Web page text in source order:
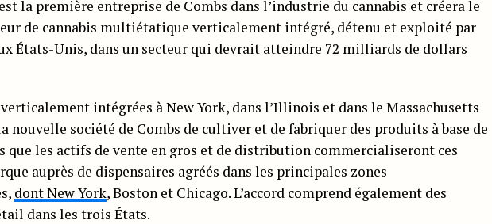
la première entreprise de Combs dans l’industrie du cannabis et créera le
de cannabis multiétatique verticalement intégré, détenu et exploité par
États-Unis, dans un secteur qui devrait atteindre 72 milliards de dollars
intégrées à New York, dans l’Illinois et dans le Massachusetts
nouvelle société de Combs de cultiver et de fabriquer des produits à base de
que les actifs de vente en gros et de distribution commercialiseront ces
auprès de dispensaires agréés dans les principales zones
dont New York, Boston et Chicago. L’accord comprend également des
dans les trois États.